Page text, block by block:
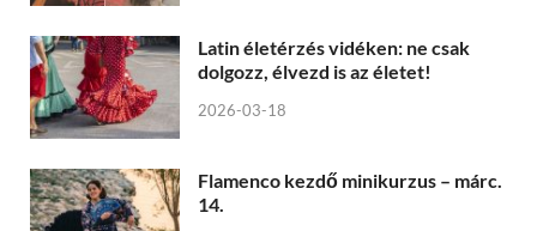
Latin életérzés vidéken: ne csak
dolgozz, élvezd is az életet!
2026-03-18
Flamenco kezdő minikurzus – márc.
14.